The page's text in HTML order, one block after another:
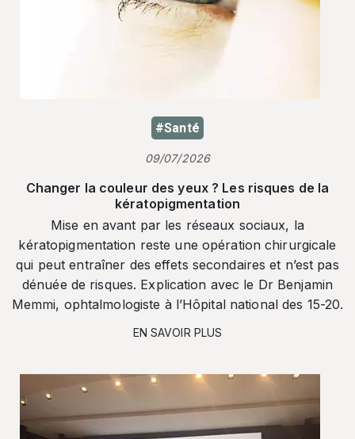
#Santé
09/07/2026
Changer la couleur des yeux ? Les risques de la
kératopigmentation
Mise en avant par les réseaux sociaux, la
kératopigmentation reste une opération chirurgicale
qui peut entraîner des effets secondaires et n’est pas
dénuée de risques. Explication avec le Dr Benjamin
Memmi, ophtalmologiste à l’Hôpital national des 15-20.
EN SAVOIR PLUS